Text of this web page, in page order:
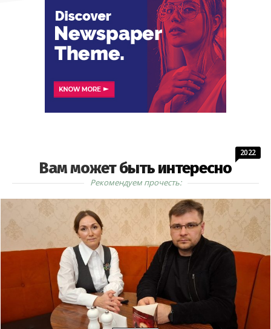
Вам может быть интересно
2022
Рекомендуем прочесть: